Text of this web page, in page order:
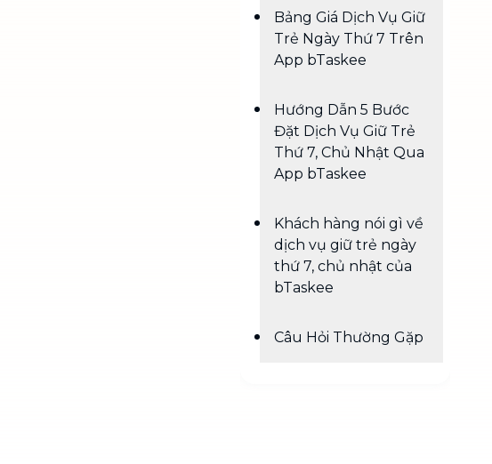
Bảng Giá Dịch Vụ Giữ
Trẻ Ngày Thứ 7 Trên
App bTaskee
Hướng Dẫn 5 Bước
Đặt Dịch Vụ Giữ Trẻ
Thứ 7, Chủ Nhật Qua
App bTaskee
Khách hàng nói gì về
dịch vụ giữ trẻ ngày
thứ 7, chủ nhật của
bTaskee
Câu Hỏi Thường Gặp